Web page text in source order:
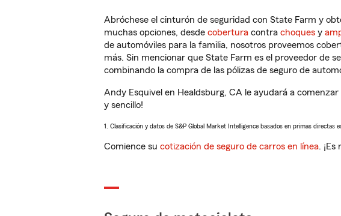
Abróchese el cinturón de seguridad con State Farm y
muchas opciones, desde cobertura contra choques y
de automóviles para la familia, nosotros proveemos
más. Sin mencionar que State Farm es el proveedor de
combinando la compra de las pólizas de seguro de
Andy Esquivel en Healdsburg, CA le ayudará a
y sencillo!
1. Clasificación y datos de S&P Global Market Intelligence basados en primas directas
Comience su cotización de seguro de carros en línea. ¡Es